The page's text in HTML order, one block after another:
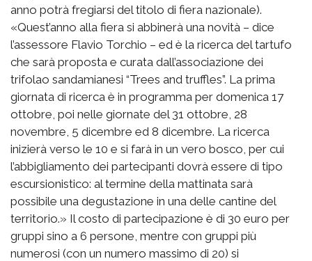
anno potrà fregiarsi del titolo di fiera nazionale).
«Quest’anno alla fiera si abbinerà una novità – dice
l’assessore Flavio Torchio – ed è la ricerca del tartufo
che sarà proposta e curata dall’associazione dei
trifolao sandamianesi “Trees and truffles”. La prima
giornata di ricerca è in programma per domenica 17
ottobre, poi nelle giornate del 31 ottobre, 28
novembre, 5 dicembre ed 8 dicembre. La ricerca
inizierà verso le 10 e si farà in un vero bosco, per cui
l’abbigliamento dei partecipanti dovrà essere di tipo
escursionistico: al termine della mattinata sarà
possibile una degustazione in una delle cantine del
territorio.» Il costo di partecipazione è di 30 euro per
gruppi sino a 6 persone, mentre con gruppi più
numerosi (con un numero massimo di 20) si